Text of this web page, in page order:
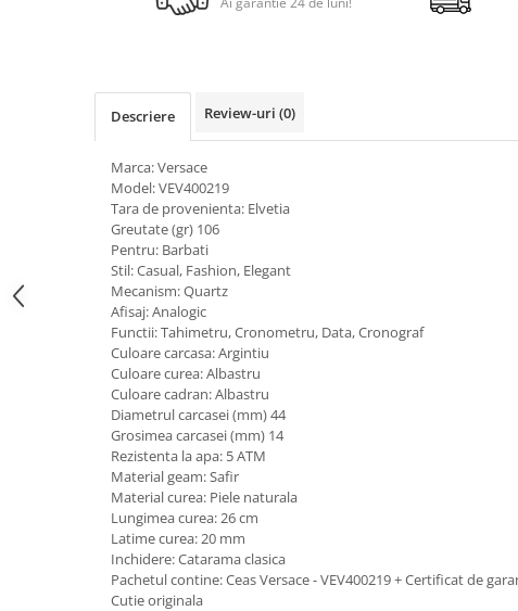
Descriere Review-uri (0)
Marca: Versace
Model: VEV400219
Tara de provenienta: Elvetia
Greutate (gr) 106
Pentru: Barbati
Stil: Casual, Fashion, Elegant
Mecanism: Quartz
Afisaj: Analogic
Functii: Tahimetru, Cronometru, Data, Cronograf
Culoare carcasa: Argintiu
Culoare curea: Albastru
Culoare cadran: Albastru
Diametrul carcasei (mm) 44
Grosimea carcasei (mm) 14
Rezistenta la apa: 5 ATM
Material geam: Safir
Material curea: Piele naturala
Lungimea curea: 26 cm
Latime curea: 20 mm
Inchidere: Catarama clasica
Pachetul contine: Ceas Versace - VEV400219 + Certificat de
Cutie originala